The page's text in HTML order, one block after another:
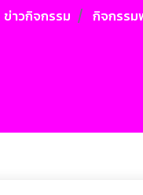
ข่าวกิจกรรม กิจกรรม